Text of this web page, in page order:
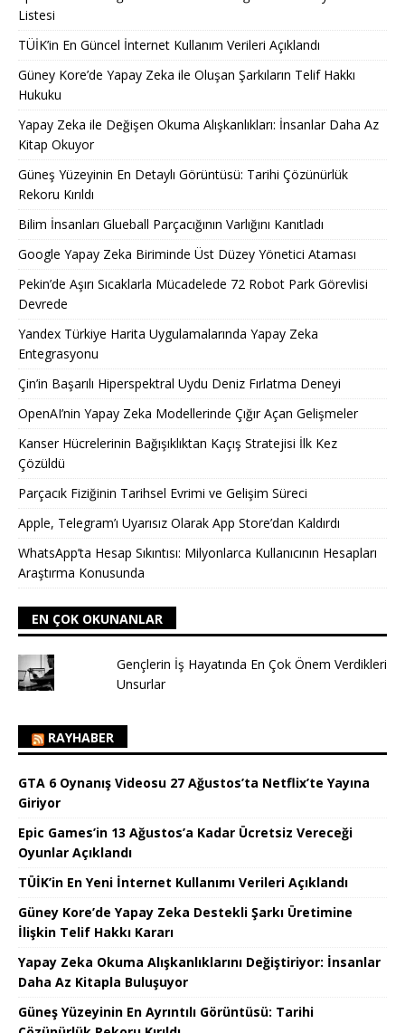
Listesi
TÜİK’in En Güncel İnternet Kullanım Verileri Açıklandı
Güney Kore’de Yapay Zeka ile Oluşan Şarkıların Telif Hakkı
Hukuku
Yapay Zeka ile Değişen Okuma Alışkanlıkları: İnsanlar Daha Az
Kitap Okuyor
Güneş Yüzeyinin En Detaylı Görüntüsü: Tarihi Çözünürlük
Rekoru Kırıldı
Bilim İnsanları Glueball Parçacığının Varlığını Kanıtladı
Google Yapay Zeka Biriminde Üst Düzey Yönetici Ataması
Pekin’de Aşırı Sıcaklarla Mücadelede 72 Robot Park Görevlisi
Devrede
Yandex Türkiye Harita Uygulamalarında Yapay Zeka
Entegrasyonu
Çin’in Başarılı Hiperspektral Uydu Deniz Fırlatma Deneyi
OpenAI’nin Yapay Zeka Modellerinde Çığır Açan Gelişmeler
Kanser Hücrelerinin Bağışıklıktan Kaçış Stratejisi İlk Kez
Çözüldü
Parçacık Fiziğinin Tarihsel Evrimi ve Gelişim Süreci
Apple, Telegram’ı Uyarısız Olarak App Store’dan Kaldırdı
WhatsApp’ta Hesap Sıkıntısı: Milyonlarca Kullanıcının Hesapları
Araştırma Konusunda
EN ÇOK OKUNANLAR
Gençlerin İş Hayatında En Çok Önem Verdikleri
Unsurlar
RAYHABER
GTA 6 Oynanış Videosu 27 Ağustos’ta Netflix’te Yayına
Giriyor
Epic Games’in 13 Ağustos’a Kadar Ücretsiz Vereceği
Oyunlar Açıklandı
TÜİK’in En Yeni İnternet Kullanımı Verileri Açıklandı
Güney Kore’de Yapay Zeka Destekli Şarkı Üretimine
İlişkin Telif Hakkı Kararı
Yapay Zeka Okuma Alışkanlıklarını Değiştiriyor: İnsanlar
Daha Az Kitapla Buluşuyor
Güneş Yüzeyinin En Ayrıntılı Görüntüsü: Tarihi